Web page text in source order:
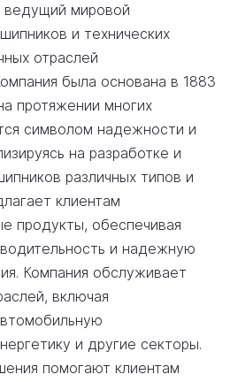
ведущий мировой
и технических
отраслей
была основана в 1883
протяжении многих
символом надежности и
на разработке и
различных типов и
клиентам
продукты, обеспечивая
и надежную
Компания обслуживает
включая
и другие секторы.
помогают клиентам